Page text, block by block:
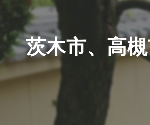
茨木市、高